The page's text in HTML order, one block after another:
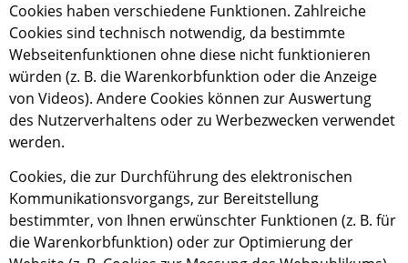
Cookies haben verschiedene Funktionen. Zahlreiche
Cookies sind technisch notwendig, da bestimmte
Webseitenfunktionen ohne diese nicht funktionieren
würden (z. B. die Warenkorbfunktion oder die Anzeige
von Videos). Andere Cookies können zur Auswertung
des Nutzerverhaltens oder zu Werbezwecken verwendet
werden.
Cookies, die zur Durchführung des elektronischen
Kommunikationsvorgangs, zur Bereitstellung
bestimmter, von Ihnen erwünschter Funktionen (z. B. für
die Warenkorbfunktion) oder zur Optimierung der